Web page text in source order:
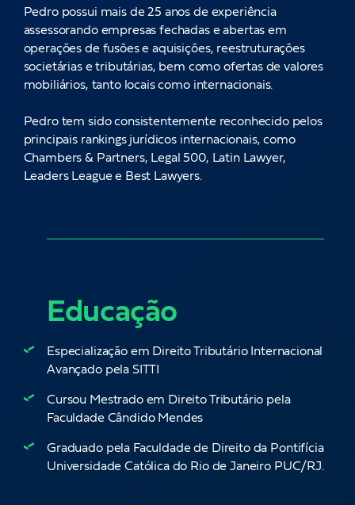
Pedro possui mais de 25 anos de experiência
assessorando empresas fechadas e abertas em
operações de fusões e aquisições, reestruturações
societárias e tributárias, bem como ofertas de valores
mobiliários, tanto locais como internacionais.
Pedro tem sido consistentemente reconhecido pelos
principais rankings jurídicos internacionais, como
Chambers & Partners, Legal 500, Latin Lawyer,
Leaders League e Best Lawyers.
Educação
Especialização em Direito Tributário Internacional
Avançado pela SITTI
Cursou Mestrado em Direito Tributário pela
Faculdade Cândido Mendes
Graduado pela Faculdade de Direito da Pontifícia
Universidade Católica do Rio de Janeiro PUC/RJ.